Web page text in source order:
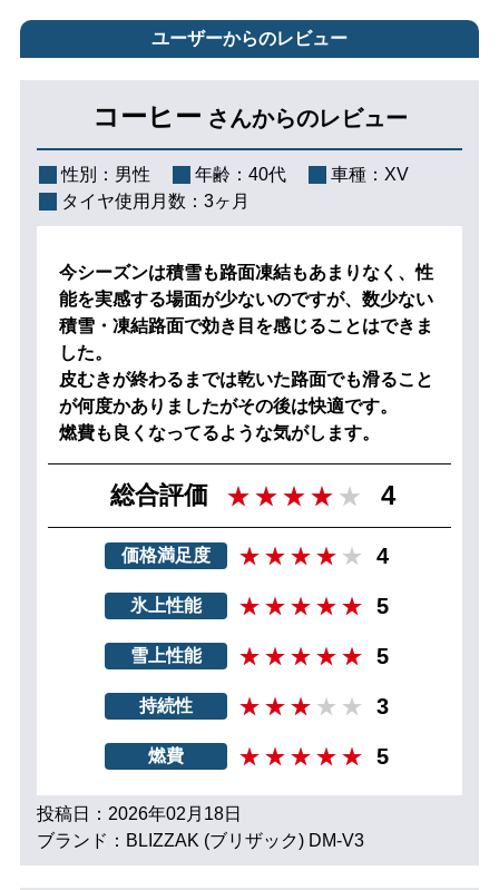
ユーザーからのレビュー
コーヒー さんからのレビュー
性別： 男性 年齢： 40代 車種： XV
タイヤ使用月数： 3ヶ月
今シーズンは積雪も路面凍結もあまりなく、性
能を実感する場面が少ないのですが、数少ない
積雪・凍結路面で効き目を感じることはできま
した。
皮むきが終わるまでは乾いた路面でも滑ること
が何度かありましたがその後は快適です。
燃費も良くなってるような気がします。
総合評価 4
価格満足度 4
氷上性能 5
雪上性能 5
持続性 3
燃費 5
投稿日：2026年02月18日
ブランド：BLIZZAK (ブリザック) DM-V3